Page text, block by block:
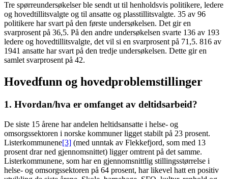
Tre spørreundersøkelser ble sendt ut til henholdsvis politikere, ledere
og hovedtillitsvalgte og til ansatte og plasstillitsvalgte. 35 av 96
politikere har svart på den første undersøkelsen. Det gir en
svarprosent på 36,5. På den andre undersøkelsen svarte 136 av 193
ledere og hovedtillitsvalgte, det vil si en svarprosent på 71,5. 816 av
1941 ansatte har svart på den tredje undersøkelsen. Dette gir en
samlet svarprosent på 42.
Hovedfunn og hovedproblemstillinger
1. Hvordan/hva er omfanget av deltidsarbeid?
De siste 15 årene har andelen heltidsansatte i helse- og
omsorgssektoren i norske kommuner ligget stabilt på 23 prosent.
Listerkommunene[3] (med unntak av Flekkefjord, som med 13
prosent drar ned gjennomsnittet) ligger omtrent på det samme.
Listerkommunene, som har en gjennomsnittlig stillingsstørrelse i
helse- og omsorgssektoren på 64 prosent, har likevel hatt en positiv